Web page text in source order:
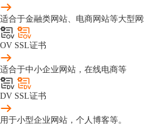
适合于金融类网站、电商网站等大型
OV SSL证书
适合于中小企业网站，在线电商等
DV SSL证书
用于小型企业网站，个人博客等。